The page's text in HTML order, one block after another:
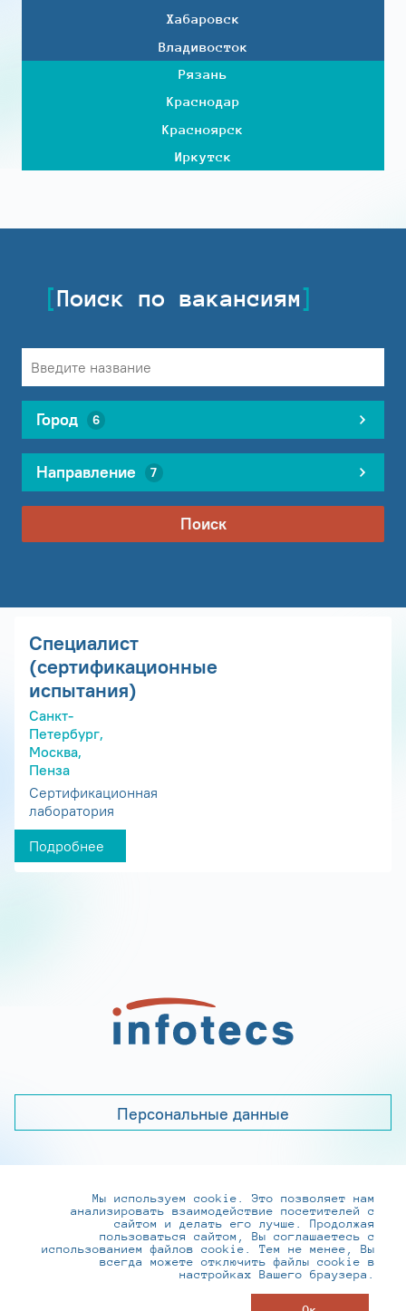
Хабаровск
Владивосток
Рязань
Краснодар
Красноярск
Иркутск
Поиск по вакансиям
Город 6
Направление 7
Поиск
Специалист
(сертификационные
испытания)
Санкт-
Петербург,
Москва,
Пенза
Сертификационная
лаборатория
Подробнее
Персональные данные
+7 (495) 737-6192, 8-800-250-0-260
practice@infotecs.ru,hr@infotecs.ru
127273, г. Москва, Отрадная ул., 2Б строение 1
Мы используем cookie. Это позволяет нам
анализировать взаимодействие посетителей с
сайтом и делать его лучше. Продолжая
пользоваться сайтом, Вы соглашаетесь с
использованием файлов cookie. Тем не менее, Вы
всегда можете отключить файлы cookie в
настройках Вашего браузера.